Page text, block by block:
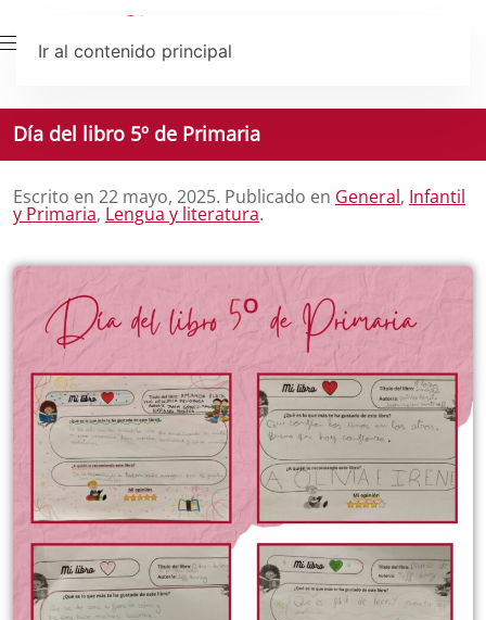
Ir al contenido principal
Día del libro 5º de Primaria
Escrito en 22 mayo, 2025. Publicado en General, Infantil
y Primaria, Lengua y literatura.